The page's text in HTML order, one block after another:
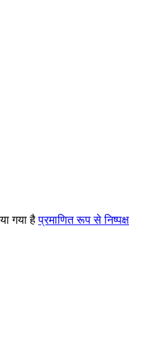
गया हैप्रमाणित रूप से निष्पक्ष